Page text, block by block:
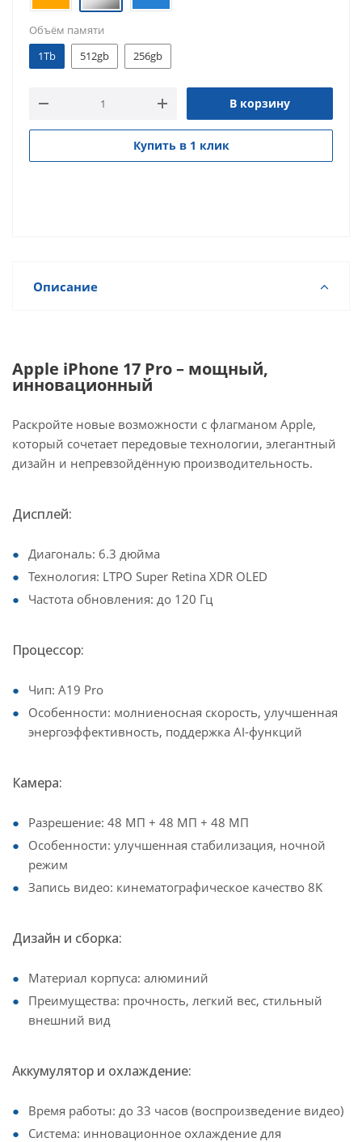
Объём памяти
1Tb
512gb 256gb
В корзину
Купить в 1 клик
Описание
Apple iPhone 17 Pro – мощный,
инновационный
Раскройте новые возможности с флагманом Apple,
который сочетает передовые технологии, элегантный
дизайн и непревзойдённую производительность.
Дисплей:
Диагональ: 6.3 дюйма
Технология: LTPO Super Retina XDR OLED
Частота обновления: до 120 Гц
Процессор:
Чип: A19 Pro
Особенности: молниеносная скорость, улучшенная
энергоэффективность, поддержка AI-функций
Камера:
Разрешение: 48 МП + 48 МП + 48 МП
Особенности: улучшенная стабилизация, ночной
режим
Запись видео: кинематографическое качество 8K
Дизайн и сборка:
Материал корпуса: алюминий
Преимущества: прочность, легкий вес, стильный
внешний вид
Аккумулятор и охлаждение:
Время работы: до 33 часов (воспроизведение видео)
Система: инновационное охлаждение для